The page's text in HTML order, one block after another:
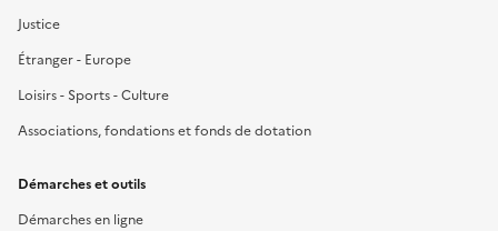
Justice
Étranger - Europe
Loisirs - Sports - Culture
Associations, fondations et fonds de dotation
Démarches et outils
Démarches en ligne